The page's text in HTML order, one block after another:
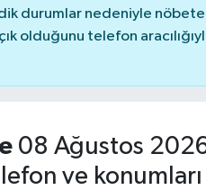
durumlar nedeniyle
olduğunu telefon
08 Ağustos
ve konumları